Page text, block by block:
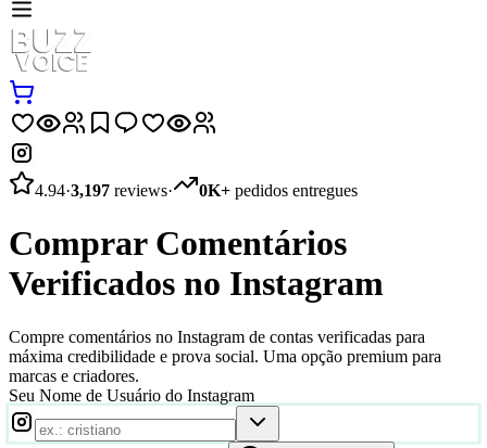
4.94·3,197 reviews· 0K+ pedidos entregues
Comprar Comentários
Verificados no Instagram
Compre comentários no Instagram de contas verificadas para
máxima credibilidade e prova social. Uma opção premium para
marcas e criadores.
Seu Nome de Usuário do Instagram